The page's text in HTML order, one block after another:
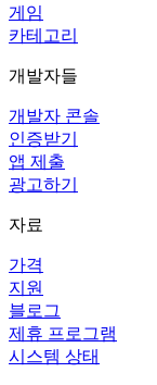
게임
카테고리
개발자들
개발자 콘솔
인증받기
앱 제출
광고하기
자료
가격
지원
블로그
제휴 프로그램
시스템 상태